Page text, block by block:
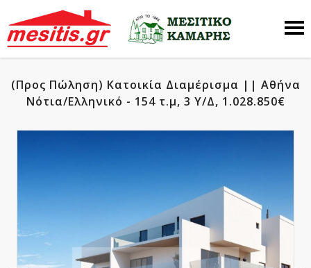
(Προς Πώληση) Κατοικία Διαμέρισμα || Αθήνα
Νότια/Ελληνικό - 154 τ.μ, 3 Υ/Δ, 1.028.850€